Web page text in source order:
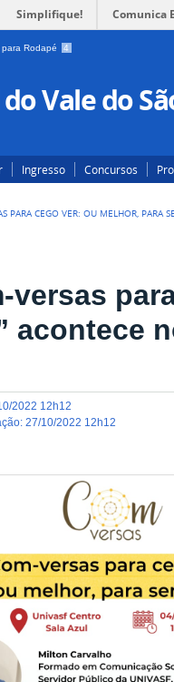
Simplifique! Comunica
para Rodapé 4
Vale do
Ingresso Concursos
PARA CEGO VER: OU MELHOR,
versas
acontece
2022 12h12
:27/10/2022 12h12